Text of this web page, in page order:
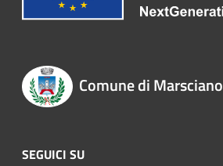
Comune di Marsciano
SEGUICI SU